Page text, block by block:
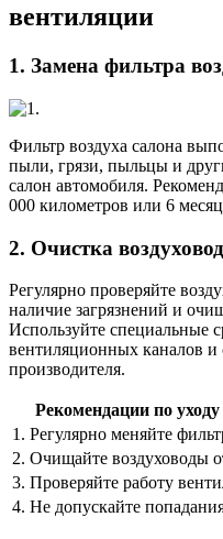
вентиляции
1. Замена фильтра
Фильтр воздуха салона
пыли, грязи, пыльцы и
салон автомобиля.
000 километров или 6
2. Очистка
Регулярно проверяйте
наличие загрязнений и
Используйте специальные
вентиляционных каналов и
производителя.
Рекомендации по
1. Регулярно меняйте
2. Очищайте воздуховоды
3. Проверяйте работу
4. Не допускайте